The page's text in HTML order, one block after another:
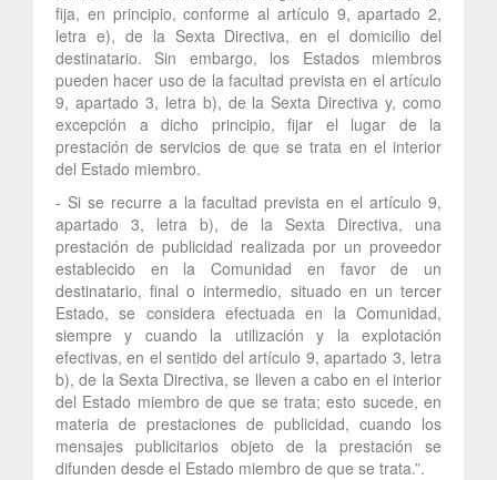
fija, en principio, conforme al artículo 9, apartado 2,
letra e), de la Sexta Directiva, en el domicilio del
destinatario. Sin embargo, los Estados miembros
pueden hacer uso de la facultad prevista en el artículo
9, apartado 3, letra b), de la Sexta Directiva y, como
excepción a dicho principio, fijar el lugar de la
prestación de servicios de que se trata en el interior
del Estado miembro.
- Si se recurre a la facultad prevista en el artículo 9,
apartado 3, letra b), de la Sexta Directiva, una
prestación de publicidad realizada por un proveedor
establecido en la Comunidad en favor de un
destinatario, final o intermedio, situado en un tercer
Estado, se considera efectuada en la Comunidad,
siempre y cuando la utilización y la explotación
efectivas, en el sentido del artículo 9, apartado 3, letra
b), de la Sexta Directiva, se lleven a cabo en el interior
del Estado miembro de que se trata; esto sucede, en
materia de prestaciones de publicidad, cuando los
mensajes publicitarios objeto de la prestación se
difunden desde el Estado miembro de que se trata.”.